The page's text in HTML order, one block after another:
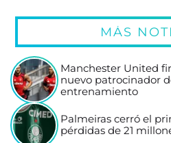
MÁS
Manchester United
nuevo patrocinador
entrenamiento
Palmeiras cerró el
pérdidas de 21